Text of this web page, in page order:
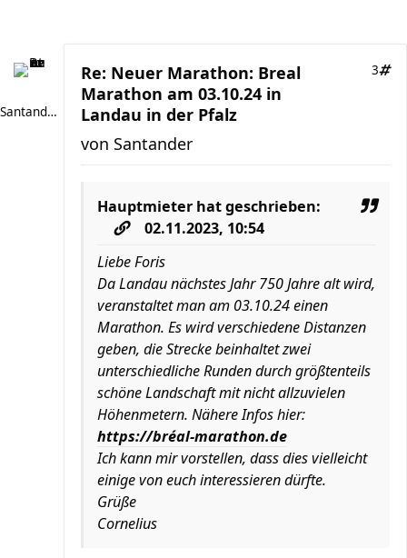
Santander
Re: Neuer Marathon: Breal
Marathon am 03.10.24 in
Landau in der Pfalz
3
von Santander
Hauptmieter hat geschrieben:
02.11.2023, 10:54
Liebe Foris
Da Landau nächstes Jahr 750 Jahre alt wird,
veranstaltet man am 03.10.24 einen
Marathon. Es wird verschiedene Distanzen
geben, die Strecke beinhaltet zwei
unterschiedliche Runden durch größtenteils
schöne Landschaft mit nicht allzuvielen
Höhenmetern. Nähere Infos hier:
https://bréal-marathon.de
Ich kann mir vorstellen, dass dies vielleicht
einige von euch interessieren dürfte.
Grüße
Cornelius